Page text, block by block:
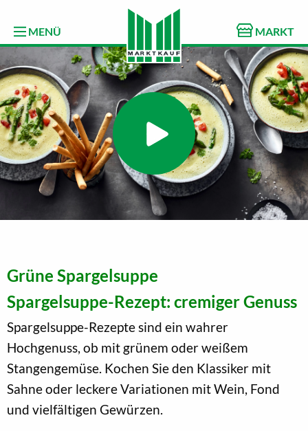
MENÜ MARKT
Grüne Spargelsuppe
Spargelsuppe-Rezept: cremiger Genuss
Spargelsuppe-Rezepte sind ein wahrer
Hochgenuss, ob mit grünem oder weißem
Stangengemüse. Kochen Sie den Klassiker mit
Sahne oder leckere Variationen mit Wein, Fond
und vielfältigen Gewürzen.